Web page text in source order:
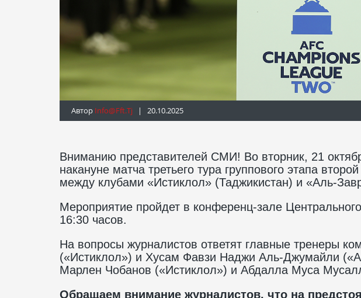
Автор Info@fft.tj | 20.10.2025
Вниманию представителей СМИ! Во вторник, 21
накануне матча третьего тура группового этапа
между клубами «Истиклол» (Таджикистан) и «Аль-
Мероприятие пройдет в конференц-зале
16:30 часов.
На вопросы журналистов ответят главные тренеры
(«Истиклол») и Хусам Фавзи Наджи Аль-Джумайли
Марлен Чобанов («Истиклол») и Абдалла Муса
Обращаем внимание журналистов, что на